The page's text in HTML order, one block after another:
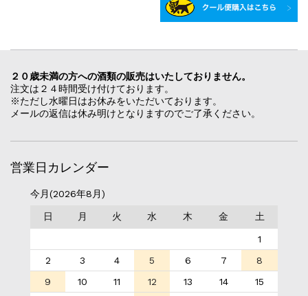
２０歳未満の方への酒類の販売はいたしておりません。
注文は２４時間受け付けております。
※ただし水曜日はお休みをいただいております。
メールの返信は休み明けとなりますのでご了承ください。
営業日カレンダー
今月(2026年8月)
日 月 火 水 木 金 土
1
2
3 4 5 6 7
8
9
10 11 12 13 14
15